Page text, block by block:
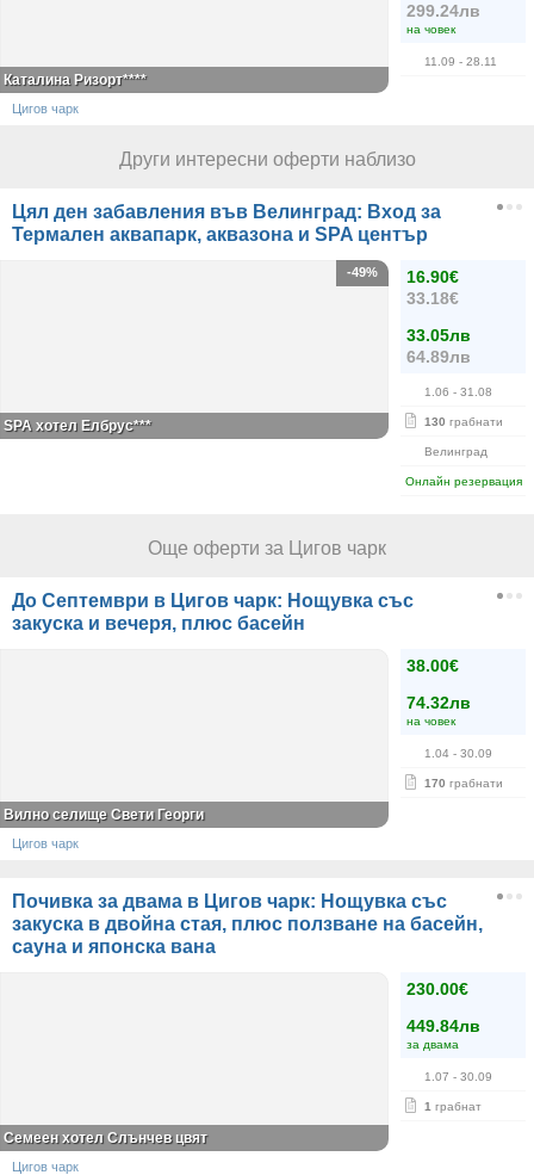
299.24лв
на човек
11.09 - 28.11
Каталина Ризорт****
Цигов чарк
Други интересни оферти наблизо
Цял ден забавления във Велинград: Вход за
Термален аквапарк, аквазона и SPA център
16.90€
33.18€
33.05лв
64.89лв
1.06 - 31.08
130 грабнати
Велинград
Онлайн резервация
-49%
SPA хотел Елбрус***
Още оферти за Цигов чарк
До Септември в Цигов чарк: Нощувка със
закуска и вечеря, плюс басейн
38.00€
74.32лв
на човек
1.04 - 30.09
170 грабнати
Вилно селище Свети Георги
Цигов чарк
Почивка за двама в Цигов чарк: Нощувка със
закуска в двойна стая, плюс ползване на басейн,
сауна и японска вана
230.00€
449.84лв
за двама
1.07 - 30.09
1 грабнат
Семеен хотел Слънчев цвят
Цигов чарк